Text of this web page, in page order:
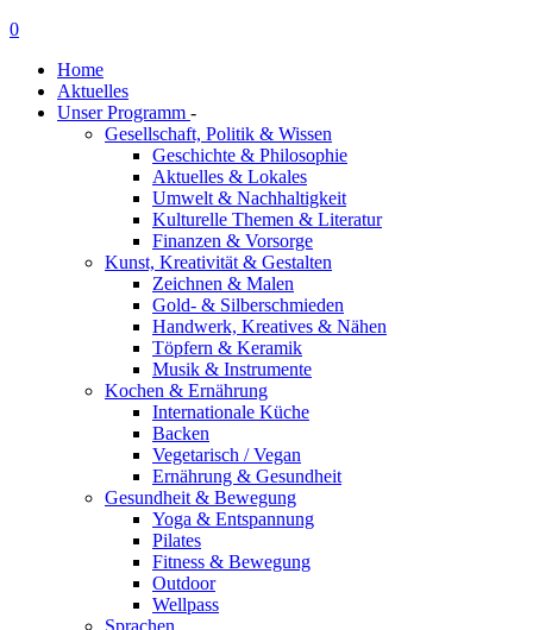
0
Home
Aktuelles
Unser Programm -
Gesellschaft, Politik & Wissen
Geschichte & Philosophie
Aktuelles & Lokales
Umwelt & Nachhaltigkeit
Kulturelle Themen & Literatur
Finanzen & Vorsorge
Kunst, Kreativität & Gestalten
Zeichnen & Malen
Gold- & Silberschmieden
Handwerk, Kreatives & Nähen
Töpfern & Keramik
Musik & Instrumente
Kochen & Ernährung
Internationale Küche
Backen
Vegetarisch / Vegan
Ernährung & Gesundheit
Gesundheit & Bewegung
Yoga & Entspannung
Pilates
Fitness & Bewegung
Outdoor
Wellpass
Sprachen